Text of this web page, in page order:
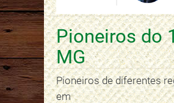
Pioneiros do
MG
Pioneiros de diferentes
em